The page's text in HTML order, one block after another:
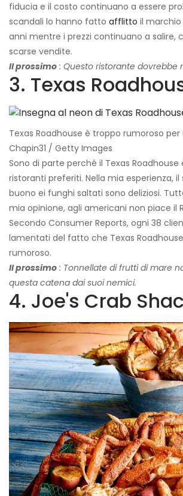
fiducia e il costo continuano a essere
scandali lo hanno fatto afflitto il marchio
anni mentre i prezzi continuano a salire,
scarse vendite.
Il prossimo : Questo ristorante dovrebbe
3. Texas
Texas Roadhouse è troppo rumoroso
Chapin31 / Getty Images
Sono di parte perché il Texas Roadhouse
ristoranti preferiti. Nella mia esperienza, il
buono ei funghi saltati sono deliziosi.
mia opinione, agli americani non piace il
Secondo Consumer Reports, ogni 38
lamentati del fatto che Texas
rumoroso.
Il prossimo : Tonnellate di frutti di mare
questa catena dai suoi nemici.
4. Joe's Crab